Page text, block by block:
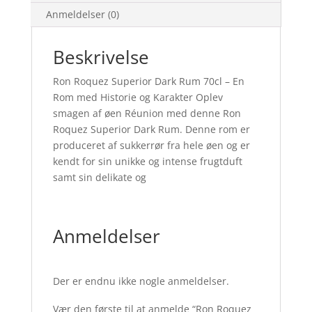
Anmeldelser (0)
Beskrivelse
Ron Roquez Superior Dark Rum 70cl – En
Rom med Historie og Karakter Oplev
smagen af øen Réunion med denne Ron
Roquez Superior Dark Rum. Denne rom er
produceret af sukkerrør fra hele øen og er
kendt for sin unikke og intense frugtduft
samt sin delikate og
Anmeldelser
Der er endnu ikke nogle anmeldelser.
Vær den første til at anmelde “Ron Roquez